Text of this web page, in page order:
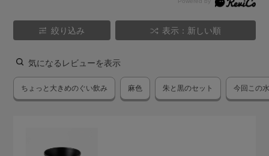
絞り込み 表示：新しい順
気になるレビューを表示
ちょっと大きめのぐい飲み 麻色 朱と黒のセット 今回この